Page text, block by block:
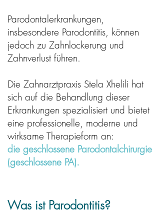
Parodontalerkrankungen,
insbesondere Parodontitis, können
jedoch zu Zahnlockerung und
Zahnverlust führen.
Die Zahnarztpraxis Stela Xhelili hat
sich auf die Behandlung dieser
Erkrankungen spezialisiert und bietet
eine professionelle, moderne und
wirksame Therapieform an:
die geschlossene Parodontalchirurgie
(geschlossene PA).
Was ist Parodontitis?